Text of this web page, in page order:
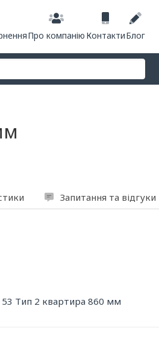
Про компанію КонтактиБлог
Запитання та відгуки
Тип 2 квартира 860 мм